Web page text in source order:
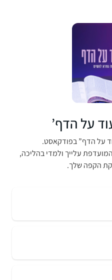
על הדף’
על הדף” בפודקאסט.
עלייך ולמדי בהליכה,
הקפה שלך.